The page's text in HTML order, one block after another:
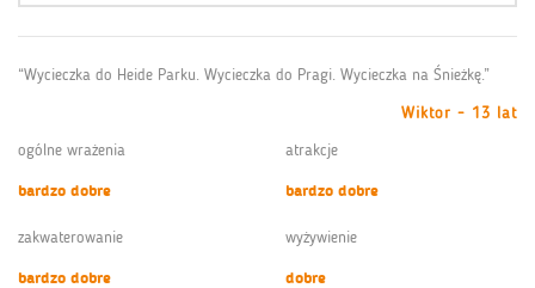
“Wycieczka do Heide Parku. Wycieczka do Pragi. Wycieczka na Śnieżkę.”
Wiktor - 13 lat
ogólne wrażenia
bardzo dobre
atrakcje
bardzo dobre
zakwaterowanie
bardzo dobre
wyżywienie
dobre